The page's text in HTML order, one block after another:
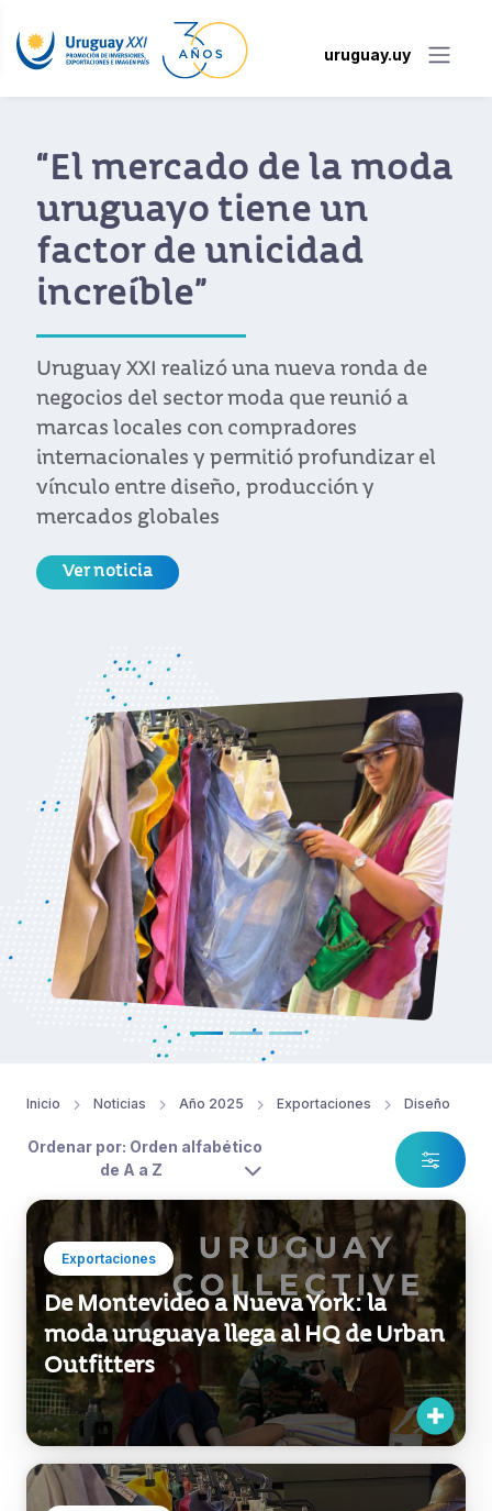
uruguay.uy
“El mercado de la moda
uruguayo tiene un
factor de unicidad
increíble”
Uruguay XXI realizó una nueva ronda de
negocios del sector moda que reunió a
marcas locales con compradores
internacionales y permitió profundizar el
vínculo entre diseño, producción y
mercados globales
Ver noticia
Inicio Noticias Año 2025 Exportaciones Diseño
Ordenar por: Orden alfabético
de A a Z
Exportaciones
De Montevideo a Nueva York: la
moda uruguaya llega al HQ de Urban
Outfitters